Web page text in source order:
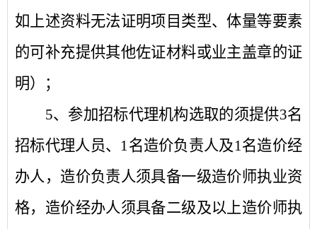
如上述资料无法证明项目类型、体量等要素
的可补充提供其他佐证材料或业主盖章的证
明）；
5、参加招标代理机构选取的须提供3名
招标代理人员、1名造价负责人及1名造价经
办人，造价负责人须具备一级造价师执业资
格，造价经办人须具备二级及以上造价师执